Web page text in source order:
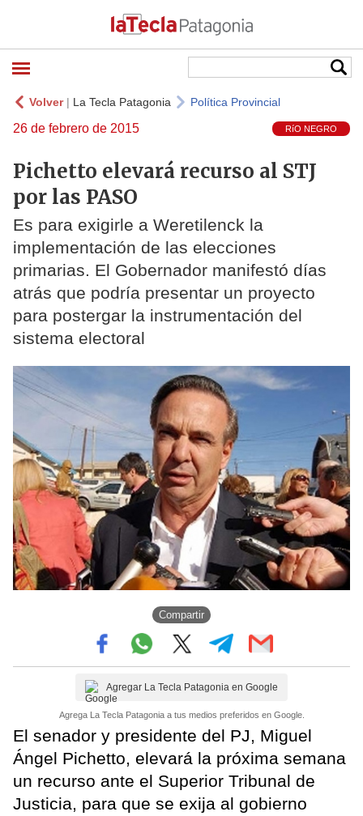
Volver| La Tecla Patagonia Política Provincial
26 de febrero de 2015 RíO NEGRO
Pichetto elevará recurso al STJ
por las PASO
Es para exigirle a Weretilenck la
implementación de las elecciones
primarias. El Gobernador manifestó días
atrás que podría presentar un proyecto
para postergar la instrumentación del
sistema electoral
Compartir
Agregar La Tecla Patagonia en Google
Agrega La Tecla Patagonia a tus medios preferidos en Google.
El senador y presidente del PJ, Miguel
Ángel Pichetto, elevará la próxima semana
un recurso ante el Superior Tribunal de
Justicia, para que se exija al gobierno